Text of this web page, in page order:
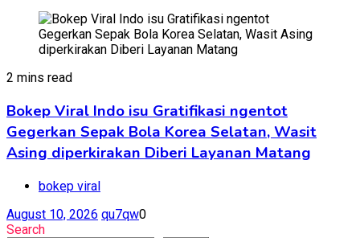
2 mins read
Bokep Viral Indo isu Gratifikasi ngentot
Gegerkan Sepak Bola Korea Selatan, Wasit
Asing diperkirakan Diberi Layanan Matang
bokep viral
August 10, 2026 qu7qw0
Search